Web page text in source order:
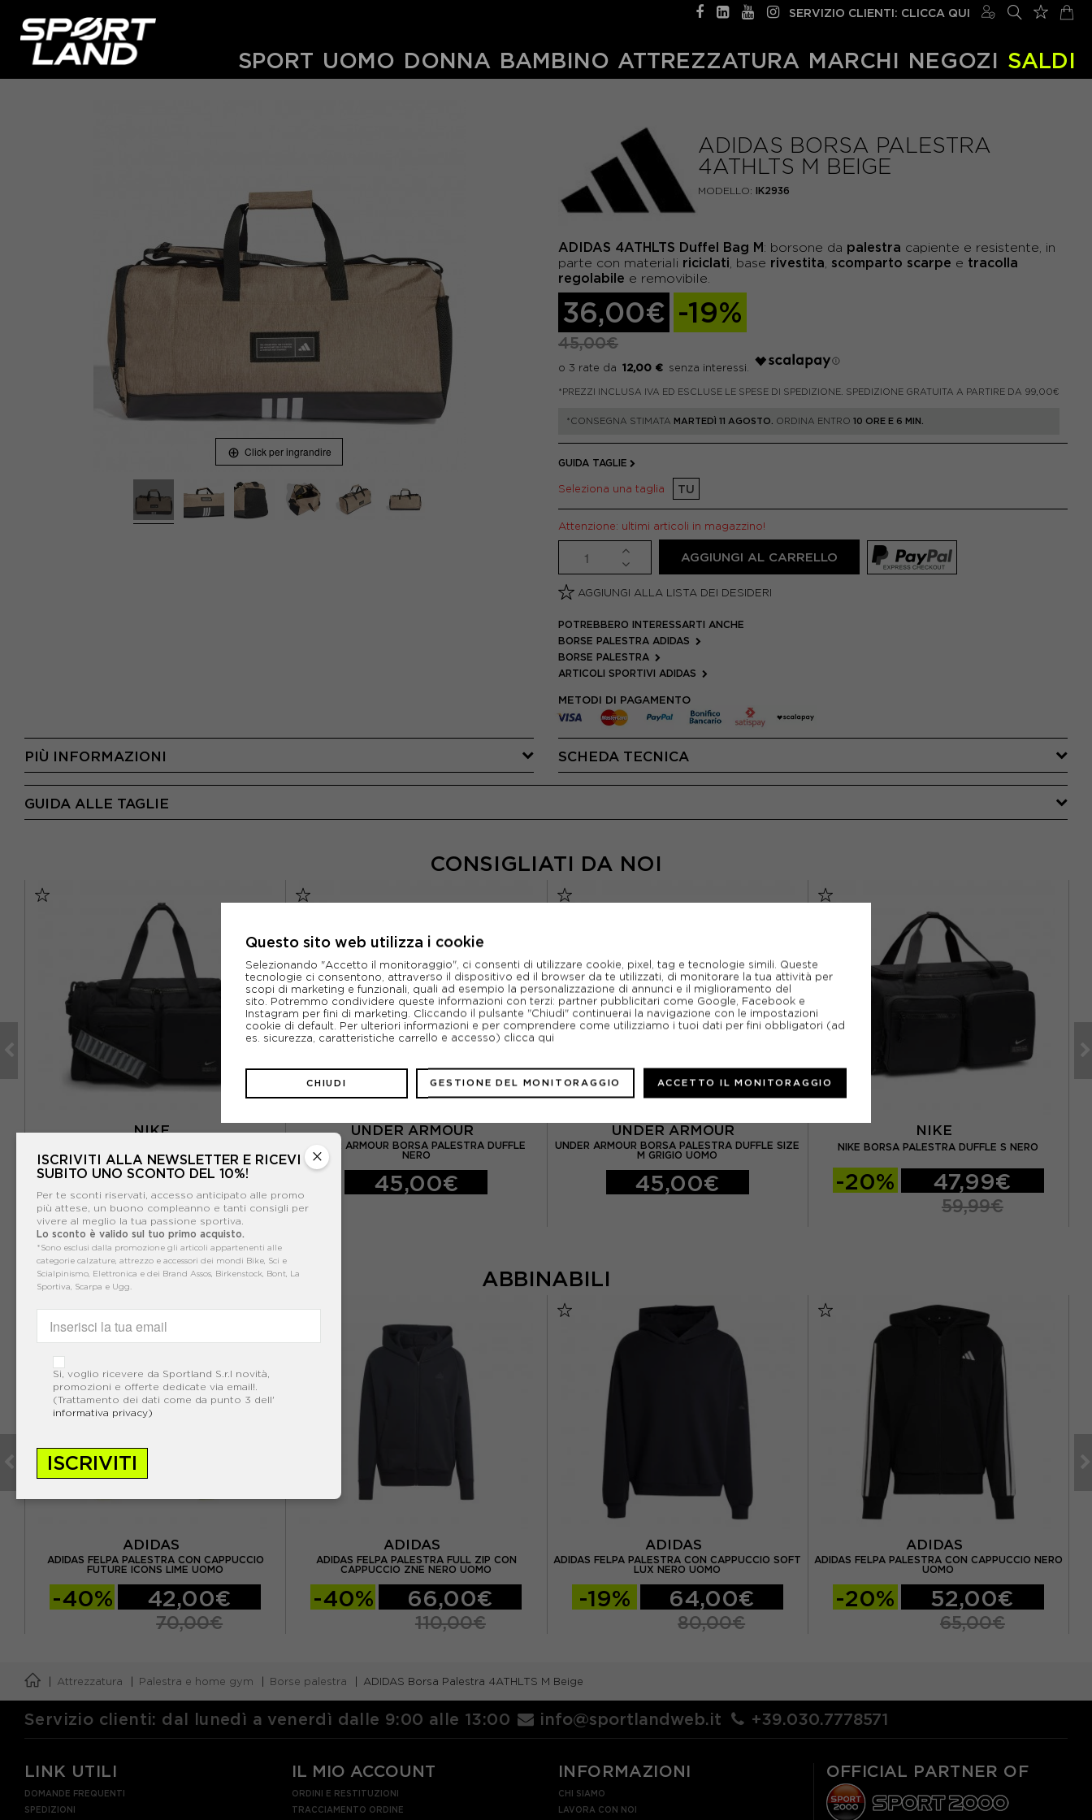
SERVIZIO CLIENTI: CLICCA QUI
SPORT UOMO DONNA BAMBINO ATTREZZATURA MARCHI NEGOZI SALDI
Click per ingrandire
ADIDAS BORSA PALESTRA
4ATHLTS M BEIGE
MODELLO: IK2936
ADIDAS 4ATHLTS Duffel Bag M: borsone da palestra capiente e resistente, in
parte con materiali riciclati , base rivestita scomparto scarpe e tracolla
regolabile e removibile.
36,00€ -19%
45,00€
12,00 €
*PREZZI INCLUSA IVA ED ESCLUSE LE SPESE DI SPEDIZIONE. SPEDIZIONE GRATUITA A PARTIRE DA 99,00€
*CONSEGNA STIMATA MARTEDÌ 11 AGOSTO. ORDINA ENTRO 10 ORE E 6 MIN.
GUIDA TAGLIE
Seleziona una taglia TU
Attenzione: ultimi articoli in magazzino!
AGGIUNGI AL CARRELLO
AGGIUNGI ALLA LISTA DEI DESIDERI
POTREBBERO INTERESSARTI ANCHE
BORSE PALESTRA ADIDAS
BORSE PALESTRA
ARTICOLI SPORTIVI ADIDAS
METODI DI PAGAMENTO
PIÙ INFORMAZIONI SCHEDA TECNICA
GUIDA ALLE TAGLIE
CONSIGLIATI DA NOI
NIKE
-30% 45,49€
64,99€
UNDER ARMOUR
UNDER ARMOUR BORSA PALESTRA DUFFLE
NERO
45,00€
UNDER ARMOUR
UNDER ARMOUR BORSA PALESTRA DUFFLE SIZE
M GRIGIO UOMO
45,00€
NIKE
NIKE BORSA PALESTRA DUFFLE S NERO
-20% 47,99€
59,99€
ABBINABILI
ADIDAS
ADIDAS FELPA PALESTRA CON CAPPUCCIO
FUTURE ICONS LIME UOMO
-40% 42,00€
70,00€
ADIDAS
ADIDAS FELPA PALESTRA FULL ZIP CON
CAPPUCCIO ZNE NERO UOMO
-40% 66,00€
110,00€
ADIDAS
ADIDAS FELPA PALESTRA CON CAPPUCCIO SOFT
LUX NERO UOMO
-19% 64,00€
80,00€
ADIDAS
ADIDAS FELPA PALESTRA CON CAPPUCCIO NERO
UOMO
-20% 52,00€
65,00€
Attrezzatura Palestra e home gym Borse palestra ADIDAS Borsa Palestra 4ATHLTS M Beige
×
ISCRIVITI ALLA NEWSLETTER E RICEVI
SUBITO UNO SCONTO DEL 10%!
Per te sconti riservati, accesso anticipato alle promo
più attese, un buono compleanno e tanti consigli per
vivere al meglio la tua passione sportiva.
Lo sconto è valido sul tuo primo acquisto.
*Sono esclusi dalla promozione gli articoli appartenenti alle
categorie calzature, attrezzo e accessori dei mondi Bike, Sci e
Scialpinismo, Elettronica e dei Brand Assos, Birkenstock, Bont, La
Sportiva, Scarpa e Ugg.
Si, voglio ricevere da Sportland S.r.l novità,
promozioni e offerte dedicate via email!.
(Trattamento dei dati come da punto 3 dell'
informativa privacy)
ISCRIVITI
Servizio clienti: dal lunedì a venerdì dalle 9:00 alle 13:00 info@sportlandweb.it +39.030.7778571
LINK UTILI
DOMANDE FREQUENTI
SPEDIZIONI
IL MIO ACCOUNT
ORDINI E RESTITUZIONI
TRACCIAMENTO ORDINE
INFORMAZIONI
CHI SIAMO
LAVORA CON NOI
OFFICIAL PARTNER OF
Questo sito web utilizza i cookie
Selezionando "Accetto il monitoraggio", ci consenti di utilizzare cookie, pixel, tag e tecnologie simili. Queste
tecnologie ci consentono, attraverso il dispositivo ed il browser da te utilizzati, di monitorare la tua attività per
scopi di marketing e funzionali, quali ad esempio la personalizzazione di annunci e il miglioramento del
sito. Potremmo condividere queste informazioni con terzi: partner pubblicitari come Google, Facebook e
Instagram per fini di marketing. Cliccando il pulsante "Chiudi" continuerai la navigazione con le impostazioni
cookie di default. Per ulteriori informazioni e per comprendere come utilizziamo i tuoi dati per fini obbligatori (ad
es. sicurezza, caratteristiche carrello e accesso) clicca qui
CHIUDI GESTIONE DEL MONITORAGGIO ACCETTO IL MONITORAGGIO